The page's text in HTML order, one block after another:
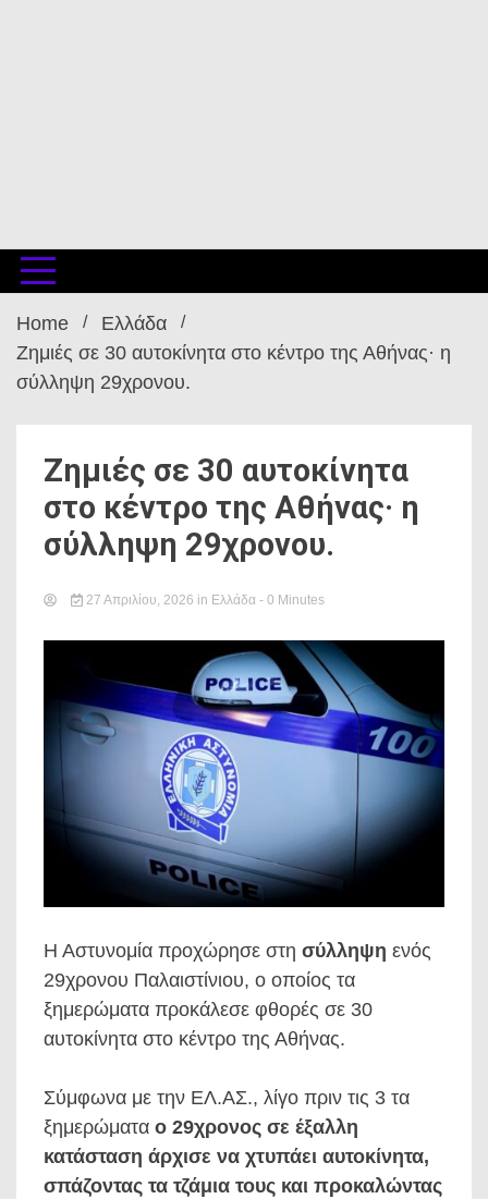
Home
Ελλάδα
Ζημιές σε 30 αυτοκίνητα στο κέντρο της Αθήνας· η
σύλληψη 29χρονου.
Ζημιές σε 30 αυτοκίνητα
στο κέντρο της Αθήνας· η
σύλληψη 29χρονου.
27 Απριλίου, 2026 in Ελλάδα - 0 Minutes
Η Αστυνομία προχώρησε στη σύλληψη ενός
29χρονου Παλαιστίνιου, ο οποίος τα
ξημερώματα προκάλεσε φθορές σε 30
αυτοκίνητα στο κέντρο της Αθήνας.
Σύμφωνα με την ΕΛ.ΑΣ., λίγο πριν τις 3 τα
ξημερώματα ο 29χρονος σε έξαλλη
κατάσταση άρχισε να χτυπάει αυτοκίνητα,
σπάζοντας τα τζάμια τους και προκαλώντας